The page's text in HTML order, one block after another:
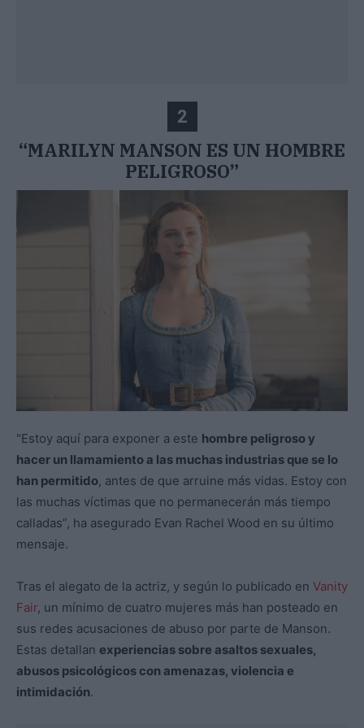
2
“MARILYN MANSON ES UN HOMBRE
PELIGROSO”
"Estoy aquí para exponer a este hombre peligroso y
hacer un llamamiento a las muchas industrias que se lo
han permitido, antes de que arruine más vidas. Estoy con
las muchas víctimas que no permanecerán más tiempo
calladas”, ha asegurado Evan Rachel Wood en su último
mensaje.
Tras el alegato de la actriz, y según lo publicado en Vanity
Fair, un mínimo de cuatro mujeres más han posteado en
sus redes acusaciones de abuso por parte de Manson.
Estas detallan experiencias sobre asaltos sexuales,
abusos psicológicos con amenazas, violencia e
intimidación.